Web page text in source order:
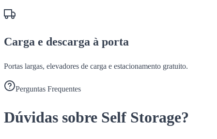
Carga e descarga à porta
Portas largas, elevadores de carga e estacionamento gratuito.
Perguntas Frequentes
Dúvidas sobre Self Storage?